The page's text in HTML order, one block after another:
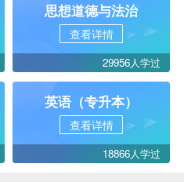
思想道德与法治
查看详情
29956人学过
英语（专升本）
查看详情
18866人学过